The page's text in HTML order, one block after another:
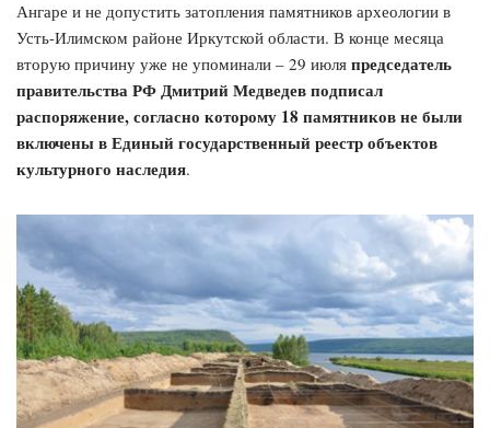
Ангаре и не допустить затопления памятников археологии в
Усть-Илимском районе Иркутской области. В конце месяца
вторую причину уже не упоминали – 29 июля председатель
правительства РФ Дмитрий Медведев подписал
распоряжение, согласно которому 18 памятников не были
включены в Единый государственный реестр объектов
культурного наследия.